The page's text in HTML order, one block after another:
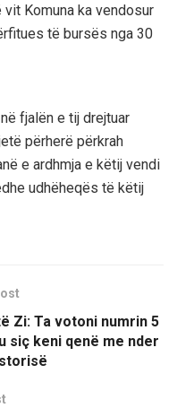
Komuna ka vendosur
të bursës nga 30
fjalën e tij drejtuar
përherë përkrah
e ardhmja e këtij vendi
udhëheqës të këtij
Zi: Ta votoni numrin 5
siç keni qenë me nder